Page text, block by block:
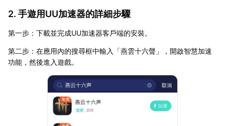
2. 手遊用UU加速器的詳細步驟
第一步：下載並完成UU加速器客戶端的安裝。
第二步：在應用內的搜尋框中輸入「燕雲十六聲」，開啟智慧加速
功能，然後進入遊戲。